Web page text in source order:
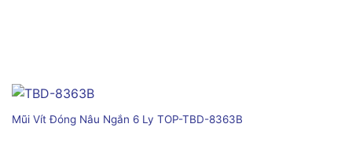
Mũi Vít Đóng Nâu Ngắn 6 Ly TOP-TBD-8363B